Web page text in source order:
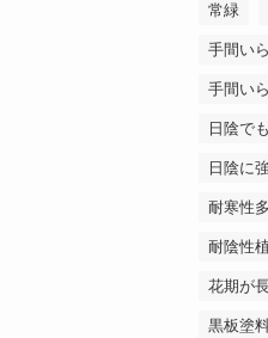
常緑
手間い
手間い
日陰で
日陰に
耐寒性
耐陰性
花期が
黒板塗